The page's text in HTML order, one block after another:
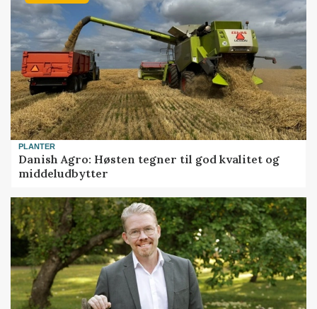
PLANTER
Danish Agro: Høsten tegner til god kvalitet og
middeludbytter